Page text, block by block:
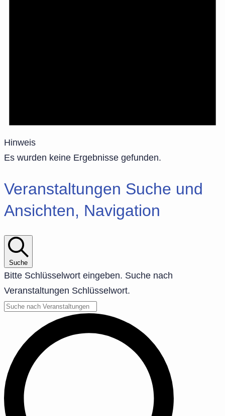
Hinweis
Es wurden keine Ergebnisse gefunden.
Veranstaltungen Suche und
Ansichten, Navigation
Suche
Bitte Schlüsselwort eingeben. Suche nach
Veranstaltungen Schlüsselwort.